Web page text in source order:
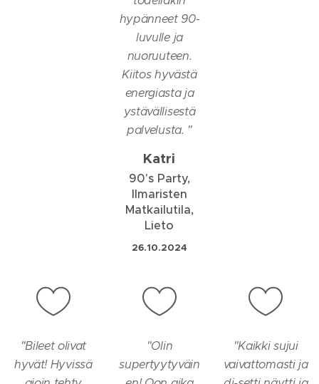
hypänneet 90-
luvulle ja
nuoruuteen.
Kiitos hyvästä
energiasta ja
ystävällisestä
palvelusta. "
Katri
90's Party,
Ilmaristen
Matkailutila,
Lieto
26.10.2024
"Bileet olivat
hyvät! Hyvissä
"Olin
supertyytyväin
"Kaikki sujui
vaivattomasti ja